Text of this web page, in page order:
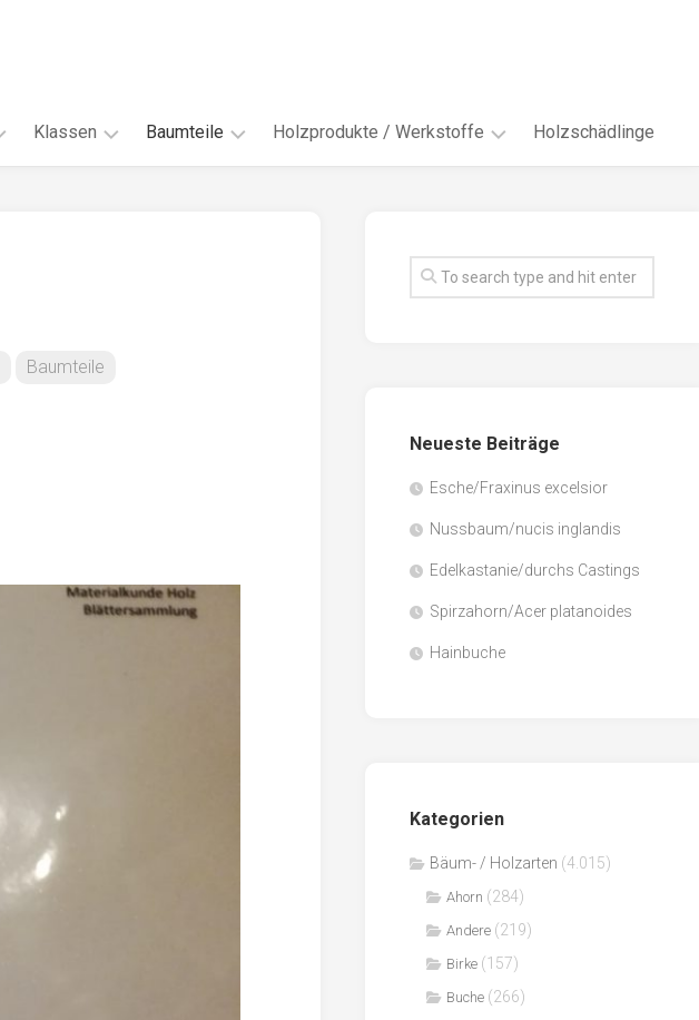
Klassen
19BH
20AF
Baumteile Holzprodukte / Werkstoffe
Faserwerkstoffe
Sägenebenprodukte
Holzschädlinge
Baumteile
Neueste Beiträge
Esche/Fraxinus excelsior
Nussbaum/nucis inglandis
Edelkastanie/durchs Castings
Spirzahorn/Acer platanoides
Hainbuche
Kategorien
Bäum- / Holzarten (4.015)
Ahorn (284)
Andere (219)
Birke (157)
Buche (266)